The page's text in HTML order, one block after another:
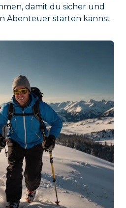
damit du sicher und
Abenteuer starten kannst.